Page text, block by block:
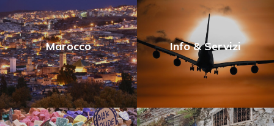
Marocco Info & Servizi